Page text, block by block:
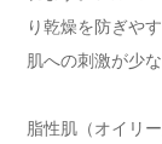
り乾燥を防ぎや
肌への刺激が少
脂性肌（オイリ